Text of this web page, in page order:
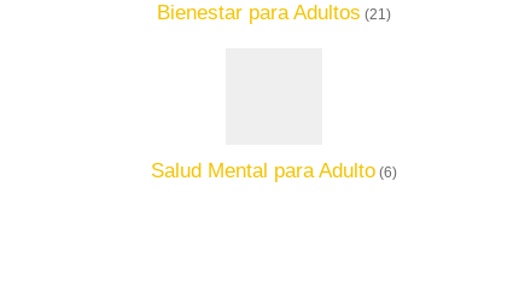
Bienestar para Adultos (21)
Salud Mental para Adulto (6)